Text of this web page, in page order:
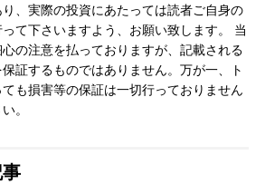
、実際の投資にあたっては読者ご自身の
て下さいますよう、お願い致します。 当
の注意を払っておりますが、記載される
証するものではありません。万が一、ト
も損害等の保証は一切行っておりません
。